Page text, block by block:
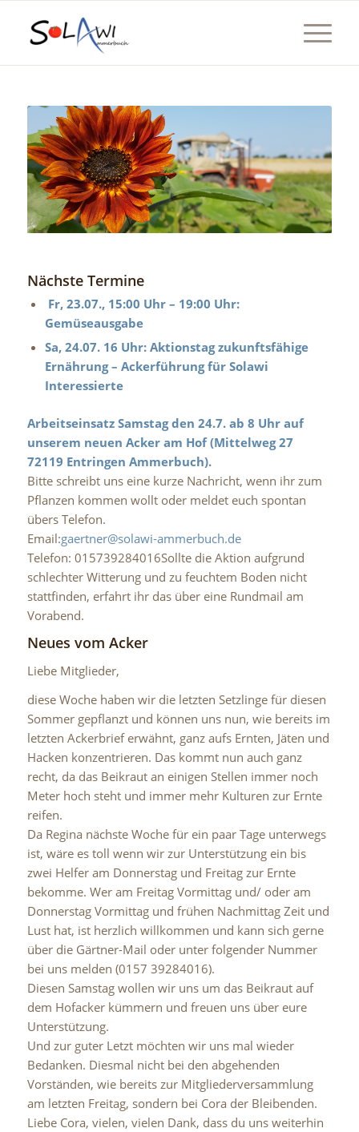
Nächste Termine
Fr, 23.07., 15:00 Uhr – 19:00 Uhr:
Gemüseausgabe
Sa, 24.07. 16 Uhr: Aktionstag zukunftsfähige
Ernährung – Ackerführung für Solawi
Interessierte
Arbeitseinsatz Samstag den 24.7. ab 8 Uhr auf
unserem neuen Acker am Hof (Mittelweg 27
72119 Entringen Ammerbuch).
Bitte schreibt uns eine kurze Nachricht, wenn ihr zum
Pflanzen kommen wollt oder meldet euch spontan
übers Telefon.
Email:gaertner@solawi-ammerbuch.de
Telefon: 015739284016Sollte die Aktion aufgrund
schlechter Witterung und zu feuchtem Boden nicht
stattfinden, erfahrt ihr das über eine Rundmail am
Vorabend.
Neues vom Acker
Liebe Mitglieder,
diese Woche haben wir die letzten Setzlinge für diesen
Sommer gepflanzt und können uns nun, wie bereits im
letzten Ackerbrief erwähnt, ganz aufs Ernten, Jäten und
Hacken konzentrieren. Das kommt nun auch ganz
recht, da das Beikraut an einigen Stellen immer noch
Meter hoch steht und immer mehr Kulturen zur Ernte
reifen.
Da Regina nächste Woche für ein paar Tage unterwegs
ist, wäre es toll wenn wir zur Unterstützung ein bis
zwei Helfer am Donnerstag und Freitag zur Ernte
bekomme. Wer am Freitag Vormittag und/ oder am
Donnerstag Vormittag und frühen Nachmittag Zeit und
Lust hat, ist herzlich willkommen und kann sich gerne
über die Gärtner-Mail oder unter folgender Nummer
bei uns melden (0157 39284016).
Diesen Samstag wollen wir uns um das Beikraut auf
dem Hofacker kümmern und freuen uns über eure
Unterstützung.
Und zur guter Letzt möchten wir uns mal wieder
Bedanken. Diesmal nicht bei den abgehenden
Vorständen, wie bereits zur Mitgliederversammlung
am letzten Freitag, sondern bei Cora der Bleibenden.
Liebe Cora, vielen, vielen Dank, dass du uns weiterhin